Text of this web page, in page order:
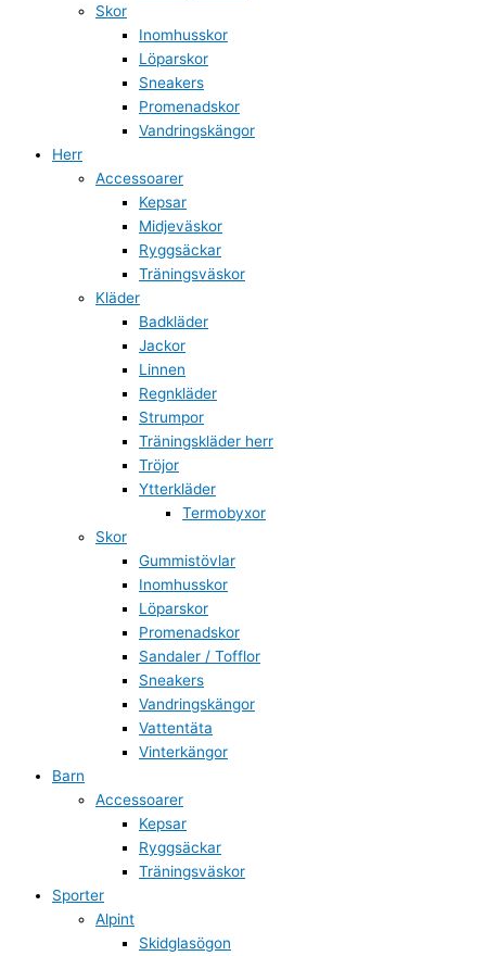
Skor
Inomhusskor
Löparskor
Sneakers
Promenadskor
Vandringskängor
Herr
Accessoarer
Kepsar
Midjeväskor
Ryggsäckar
Träningsväskor
Kläder
Badkläder
Jackor
Linnen
Regnkläder
Strumpor
Träningskläder herr
Tröjor
Ytterkläder
Termobyxor
Skor
Gummistövlar
Inomhusskor
Löparskor
Promenadskor
Sandaler / Tofflor
Sneakers
Vandringskängor
Vattentäta
Vinterkängor
Barn
Accessoarer
Kepsar
Ryggsäckar
Träningsväskor
Sporter
Alpint
Skidglasögon